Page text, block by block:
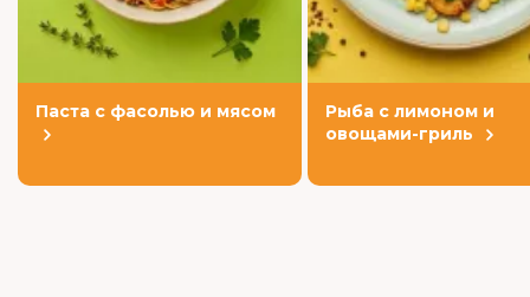
Паста с фасолью и мясом
Рыба с лимоном и
овощами-гриль